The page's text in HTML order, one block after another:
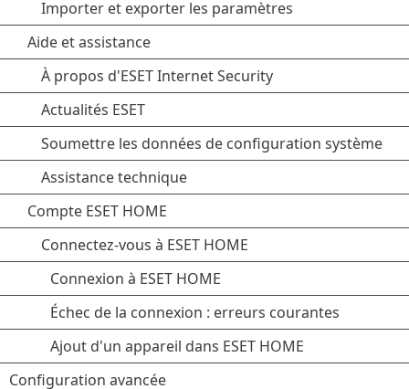
Importer et exporter les paramètres
Aide et assistance
À propos d'ESET Internet Security
Actualités ESET
Soumettre les données de configuration système
Assistance technique
Compte ESET HOME
Connectez-vous à ESET HOME
Connexion à ESET HOME
Échec de la connexion : erreurs courantes
Ajout d'un appareil dans ESET HOME
Configuration avancée